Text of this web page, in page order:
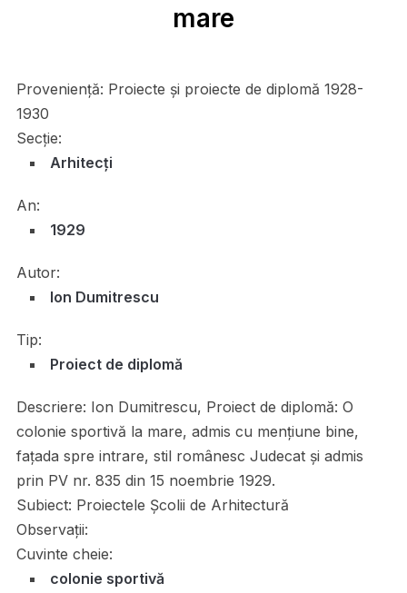
mare
Proveniență: Proiecte și proiecte de diplomă 1928-
1930
Secție:
Arhitecți
An:
1929
Autor:
Ion Dumitrescu
Tip:
Proiect de diplomă
Descriere: Ion Dumitrescu, Proiect de diplomă: O
colonie sportivă la mare, admis cu mențiune bine,
fațada spre intrare, stil românesc Judecat și admis
prin PV nr. 835 din 15 noembrie 1929.
Subiect: Proiectele Școlii de Arhitectură
Observații:
Cuvinte cheie:
colonie sportivă